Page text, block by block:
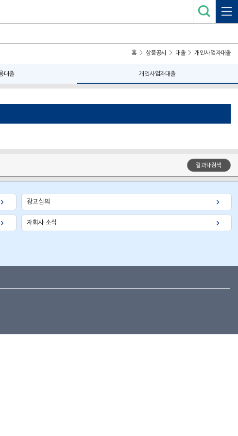
홈 상품공시 대출 개인사업자대출
대출 개인사업자대출
결과내검색
광고심의
자회사 소식